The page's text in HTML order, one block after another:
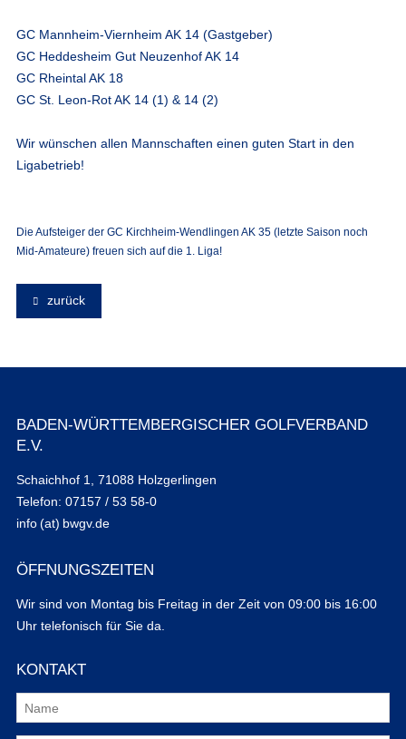
GC Mannheim-Viernheim AK 14 (Gastgeber)
GC Heddesheim Gut Neuzenhof AK 14
GC Rheintal AK 18
GC St. Leon-Rot AK 14 (1) & 14 (2)
Wir wünschen allen Mannschaften einen guten Start in den
Ligabetrieb!
Die Aufsteiger der GC Kirchheim-Wendlingen AK 35 (letzte Saison noch
Mid-Amateure) freuen sich auf die 1. Liga!
zurück
BADEN-WÜRTTEMBERGISCHER GOLFVERBAND
E.V.
Schaichhof 1, 71088 Holzgerlingen
Telefon: 07157 / 53 58-0
info (at) bwgv.de
ÖFFNUNGSZEITEN
Wir sind von Montag bis Freitag in der Zeit von 09:00 bis 16:00
Uhr telefonisch für Sie da.
KONTAKT